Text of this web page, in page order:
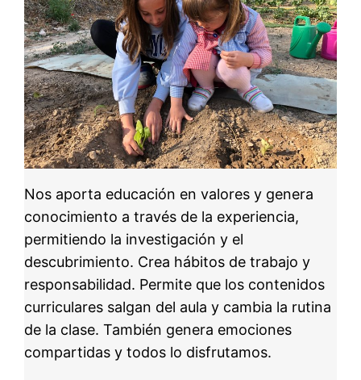
Nos aporta educación en valores y genera
conocimiento a través de la experiencia,
permitiendo la investigación y el
descubrimiento. Crea hábitos de trabajo y
responsabilidad. Permite que los contenidos
curriculares salgan del aula y cambia la rutina
de la clase. También genera emociones
compartidas y todos lo disfrutamos.